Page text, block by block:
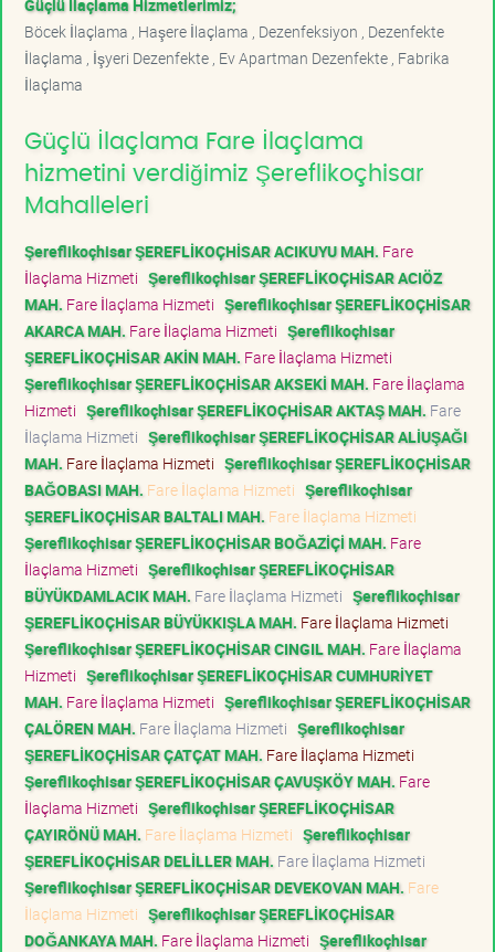
Güçlü İlaçlama Hizmetlerimiz;
Böcek İlaçlama , Haşere İlaçlama , Dezenfeksiyon , Dezenfekte
İlaçlama , İşyeri Dezenfekte , Ev Apartman Dezenfekte , Fabrika
İlaçlama
Güçlü İlaçlama Fare İlaçlama
hizmetini verdiğimiz Şereflikoçhisar
Mahalleleri
Şereflikoçhisar ŞEREFLİKOÇHİSAR ACIKUYU MAH. Fare
İlaçlama Hizmeti Şereflikoçhisar ŞEREFLİKOÇHİSAR ACIÖZ
MAH. Fare İlaçlama Hizmeti Şereflikoçhisar ŞEREFLİKOÇHİSAR
AKARCA MAH. Fare İlaçlama Hizmeti Şereflikoçhisar
ŞEREFLİKOÇHİSAR AKİN MAH. Fare İlaçlama Hizmeti
Şereflikoçhisar ŞEREFLİKOÇHİSAR AKSEKİ MAH. Fare İlaçlama
Hizmeti Şereflikoçhisar ŞEREFLİKOÇHİSAR AKTAŞ MAH. Fare
İlaçlama Hizmeti Şereflikoçhisar ŞEREFLİKOÇHİSAR ALİUŞAĞI
MAH. Fare İlaçlama Hizmeti Şereflikoçhisar ŞEREFLİKOÇHİSAR
BAĞOBASI MAH. Fare İlaçlama Hizmeti Şereflikoçhisar
ŞEREFLİKOÇHİSAR BALTALI MAH. Fare İlaçlama Hizmeti
Şereflikoçhisar ŞEREFLİKOÇHİSAR BOĞAZİÇİ MAH. Fare
İlaçlama Hizmeti Şereflikoçhisar ŞEREFLİKOÇHİSAR
BÜYÜKDAMLACIK MAH. Fare İlaçlama Hizmeti Şereflikoçhisar
ŞEREFLİKOÇHİSAR BÜYÜKKIŞLA MAH. Fare İlaçlama Hizmeti
Şereflikoçhisar ŞEREFLİKOÇHİSAR CINGIL MAH. Fare İlaçlama
Hizmeti Şereflikoçhisar ŞEREFLİKOÇHİSAR CUMHURİYET
MAH. Fare İlaçlama Hizmeti Şereflikoçhisar ŞEREFLİKOÇHİSAR
ÇALÖREN MAH. Fare İlaçlama Hizmeti Şereflikoçhisar
ŞEREFLİKOÇHİSAR ÇATÇAT MAH. Fare İlaçlama Hizmeti
Şereflikoçhisar ŞEREFLİKOÇHİSAR ÇAVUŞKÖY MAH. Fare
İlaçlama Hizmeti Şereflikoçhisar ŞEREFLİKOÇHİSAR
ÇAYIRÖNÜ MAH. Fare İlaçlama Hizmeti Şereflikoçhisar
ŞEREFLİKOÇHİSAR DELİLLER MAH. Fare İlaçlama Hizmeti
Şereflikoçhisar ŞEREFLİKOÇHİSAR DEVEKOVAN MAH. Fare
İlaçlama Hizmeti Şereflikoçhisar ŞEREFLİKOÇHİSAR
DOĞANKAYA MAH. Fare İlaçlama Hizmeti Şereflikoçhisar